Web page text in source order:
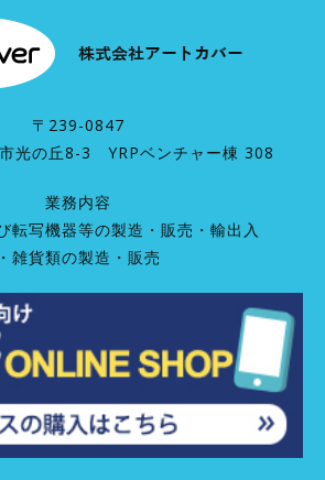
〒239-0847
光の丘8-3 YRPベンチャー棟 308
業務内容
転写機器等の製造・販売・輸出入
・雑貨類の製造・販売